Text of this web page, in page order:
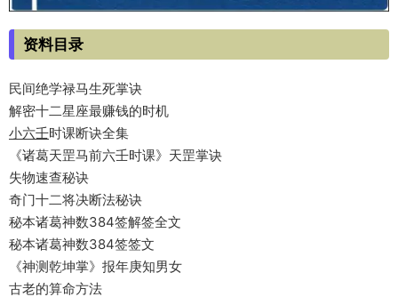
资料目录
民间绝学禄马生死掌诀
解密十二星座最赚钱的时机
小六壬时课断诀全集
《诸葛天罡马前六壬时课》天罡掌诀
失物速查秘诀
奇门十二将决断法秘诀
秘本诸葛神数384签解签全文
秘本诸葛神数384签签文
《神测乾坤掌》报年庚知男女
古老的算命方法